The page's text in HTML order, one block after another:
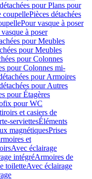
pour Plans pour
coupellePièces détachées
Pour vasque à poser
à poser
pour Meubles
pour Meubles
pour Colonnes
pour Colonnes mi-
pour Armoires
pour Autres
pour Étagères
pour WC
et casiers de
serviettesÉléments
magnétiquesPrises
et
Avec éclairage
intégréArmoires de
toiletteAvec éclairage